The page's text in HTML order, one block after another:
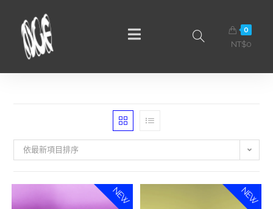
0
NT$0
依最新項目排序
NEW NEW